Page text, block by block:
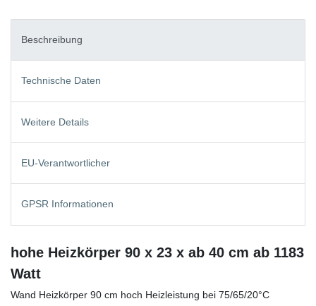
Beschreibung
Technische Daten
Weitere Details
EU-Verantwortlicher
GPSR Informationen
hohe Heizkörper 90 x 23 x ab 40 cm ab 1183
Watt
Wand Heizkörper 90 cm hoch Heizleistung bei 75/65/20°C